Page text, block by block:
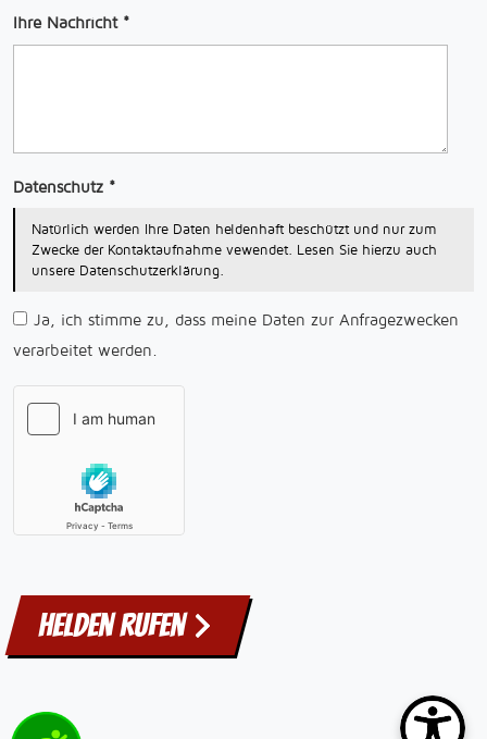
Ihre Nachricht *
Datenschutz *
Natürlich werden Ihre Daten heldenhaft beschützt und nur zum
Zwecke der Kontaktaufnahme vewendet. Lesen Sie hierzu auch
unsere Datenschutzerklärung.
Ja, ich stimme zu, dass meine Daten zur Anfragezwecken
verarbeitet werden.
Helden rufen